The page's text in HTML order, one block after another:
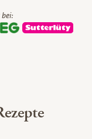
bei: